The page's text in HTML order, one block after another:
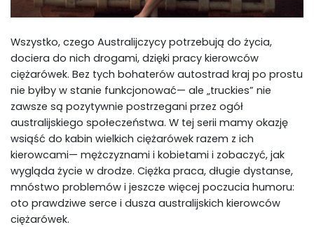
Wszystko, czego Australijczycy potrzebują do życia,
dociera do nich drogami, dzięki pracy kierowców
ciężarówek. Bez tych bohaterów autostrad kraj po prostu
nie byłby w stanie funkcjonować— ale „truckies” nie
zawsze są pozytywnie postrzegani przez ogół
australijskiego społeczeństwa. W tej serii mamy okazję
wsiąść do kabin wielkich ciężarówek razem z ich
kierowcami— mężczyznami i kobietami i zobaczyć, jak
wygląda życie w drodze. Ciężka praca, długie dystanse,
mnóstwo problemów i jeszcze więcej poczucia humoru:
oto prawdziwe serce i dusza australijskich kierowców
ciężarówek.